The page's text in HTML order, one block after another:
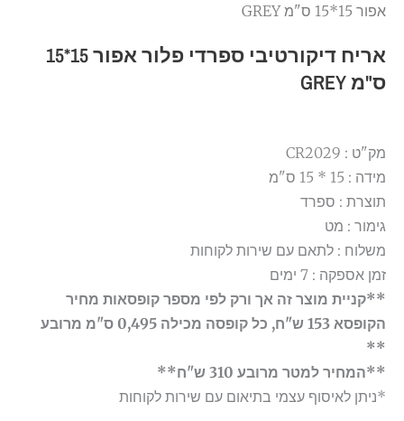
אפור 15*15 ס"מ GREY
אריח דיקורטיבי ספרדי פלור אפור 15*15
ס"מ GREY
מק"ט : CR2029
מידה : 15 * 15 ס"מ
תוצרת : ספרד
גימור : מט
משלוח : לתאם עם שירות לקוחות
זמן אספקה : 7 ימים
**קניית מוצר זה אך ורק לפי מספר קופסאות מחיר
הקופסא 153 ש"ח, כל קופסה מכילה 0,495 ס"מ מרובע
**
**המחיר למטר מרובע 310 ש"ח**
*ניתן לאיסוף עצמי בתיאום עם שירות לקוחות